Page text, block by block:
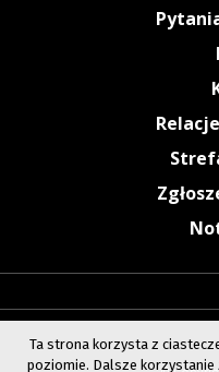
Ta strona korzysta z
poziomie. Dalsze